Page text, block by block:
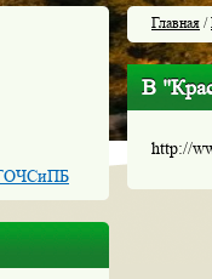
Главная /
В
http://